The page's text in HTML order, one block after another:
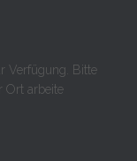
Verfügung. Bitte
Ort arbeite